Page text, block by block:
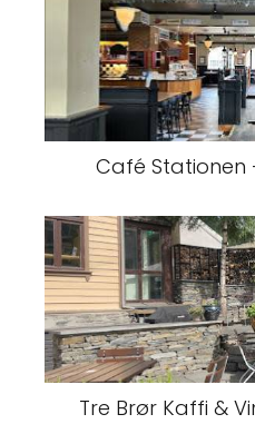
Café Stationen
Tre Brør Kaffi &